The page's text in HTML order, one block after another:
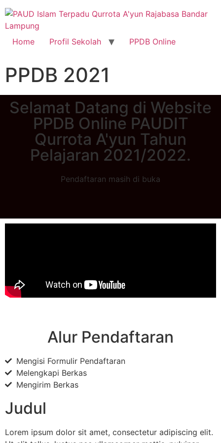
Home Profil Sekolah PPDB Online
PPDB 2021
Selamat Datang di Website
PPDB Online PAUDIT
Qurrota A'yun Tahun
Pelajaran 2021/2022.
Pendaftaran masih di buka
Alur Pendaftaran
Mengisi Formulir Pendaftaran
Melengkapi Berkas
Mengirim Berkas
Judul
Lorem ipsum dolor sit amet, consectetur adipiscing elit.